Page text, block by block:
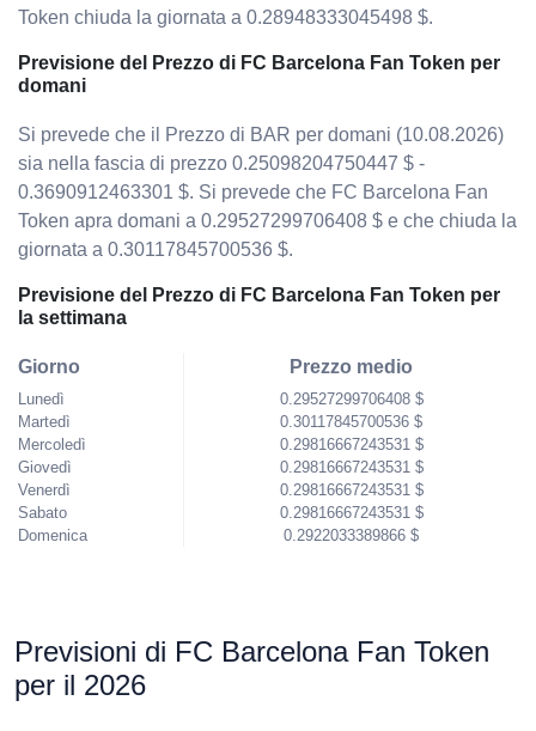
Token chiuda la giornata a 0.28948333045498 $.
Previsione del Prezzo di FC Barcelona Fan Token per
domani
Si prevede che il Prezzo di BAR per domani (10.08.2026)
sia nella fascia di prezzo 0.25098204750447 $ -
0.3690912463301 $. Si prevede che FC Barcelona Fan
Token apra domani a 0.29527299706408 $ e che chiuda la
giornata a 0.30117845700536 $.
Previsione del Prezzo di FC Barcelona Fan Token per
la settimana
Giorno
Lunedì
Martedì
Mercoledì
Giovedì
Venerdì
Sabato
Domenica
Prezzo medio
0.29527299706408 $
0.30117845700536 $
0.29816667243531 $
0.29816667243531 $
0.29816667243531 $
0.29816667243531 $
0.2922033389866 $
Previsioni di FC Barcelona Fan Token
per il 2026